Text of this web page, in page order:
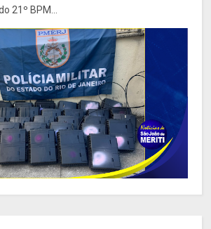
21º BPM...